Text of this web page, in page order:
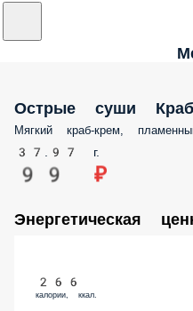
Острые суши Краб
Мягкий краб-крем,
37.97 г.
99 ₽
Энергетическая
266
калории, ккал.